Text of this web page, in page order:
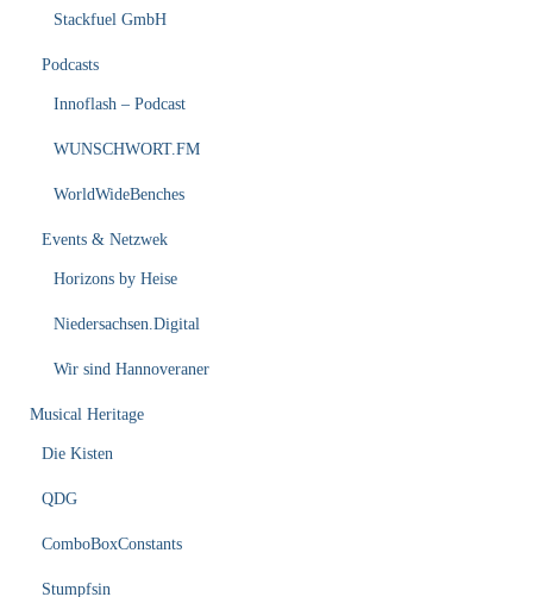
Stackfuel GmbH
Podcasts
Innoflash – Podcast
WUNSCHWORT.FM
WorldWideBenches
Events & Netzwek
Horizons by Heise
Niedersachsen.Digital
Wir sind Hannoveraner
Musical Heritage
Die Kisten
QDG
ComboBoxConstants
Stumpfsin